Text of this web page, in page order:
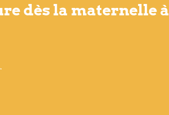
dès la maternelle à